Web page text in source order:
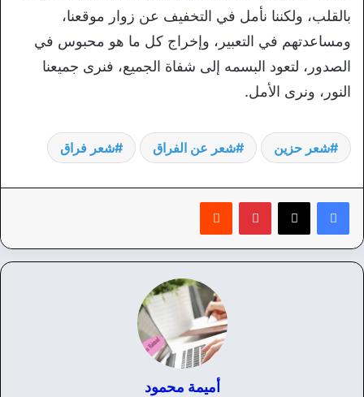
بالقلب، ولكننا نأمل في التخفيف عن زوار موقعنا،
ومساعدتهم في التعبير، وإخراج كل ما هو محبوس في
الصدور، لتعود البسمه إلى شفاة الجميع، فنرى جميعنا
النور، ونرى الأمل.
شعر حزين شعر عن الفراق شعر فراق
بينتيريست
أميمة محمود